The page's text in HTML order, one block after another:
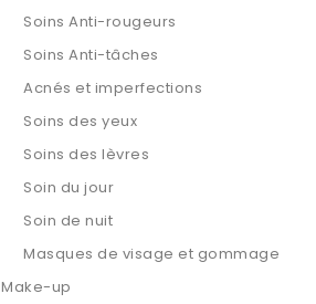
Soins Anti-rougeurs
Soins Anti-tâches
Acnés et imperfections
Soins des yeux
Soins des lèvres
Soin du jour
Soin de nuit
Masques de visage et gommage
Make-up